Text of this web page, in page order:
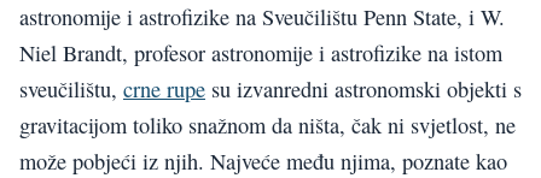
astronomije i astrofizike na Sveučilištu Penn State, i W.
Niel Brandt, profesor astronomije i astrofizike na istom
sveučilištu, crne rupe su izvanredni astronomski objekti s
gravitacijom toliko snažnom da ništa, čak ni svjetlost, ne
može pobjeći iz njih. Najveće među njima, poznate kao